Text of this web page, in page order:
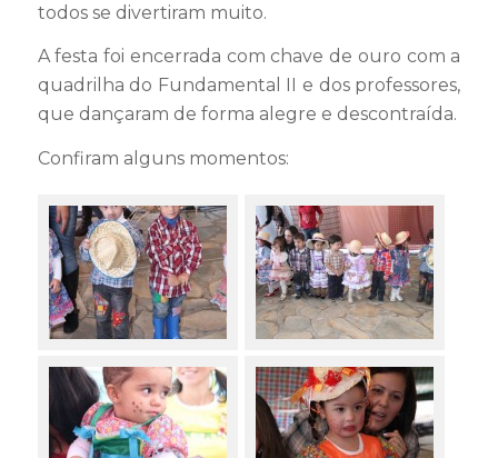
todos se divertiram muito.
A festa foi encerrada com chave de ouro com a
quadrilha do Fundamental II e dos professores,
que dançaram de forma alegre e descontraída.
Confiram alguns momentos: